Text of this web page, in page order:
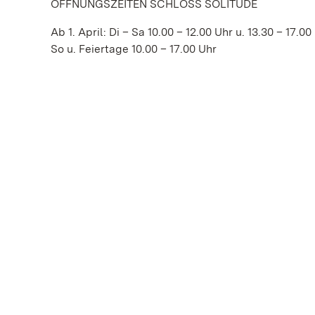
ÖFFNUNGSZEITEN SCHLOSS SOLITUDE
Ab 1. April: Di – Sa 10.00 – 12.00 Uhr u. 13.30 – 17.00
So u. Feiertage 10.00 – 17.00 Uhr